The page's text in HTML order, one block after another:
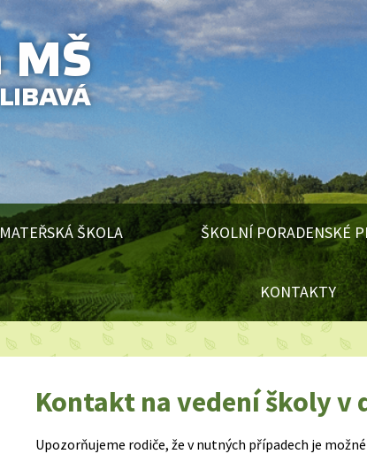
MATEŘSKÁ ŠKOLA ŠKOLNÍ PORADENSKÉ
KONTAKTY
Kontakt na vedení školy v
Upozorňujeme rodiče, že v nutných případech je